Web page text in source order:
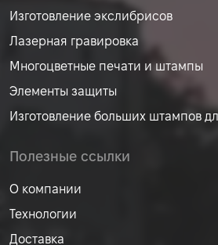
Изготовление экслибрисов
Лазерная гравировка
Многоцветные печати и штампы
Элементы защиты
Изготовление больших штампов
Полезные ссылки
О компании
Технологии
Доставка